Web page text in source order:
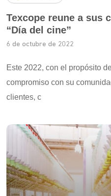
Texcope reune a sus
“Día del cine”
6 de octubre de 2022
Este 2022, con el propósito
compromiso con su
clientes, c